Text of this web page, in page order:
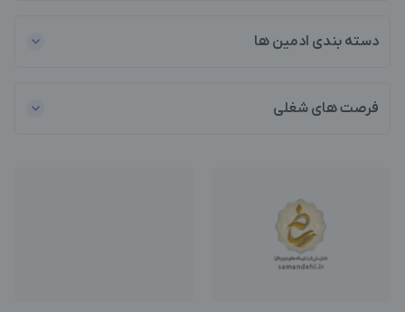
دسته بندی ادمین ها
فرصت های شغلی